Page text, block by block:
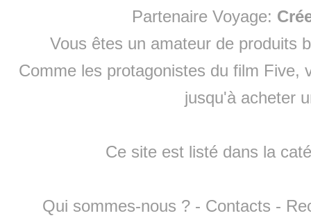
Partenaire Voyage:
Vous êtes un amateur de produits
Comme les protagonistes du film Five,
jusqu'à acheter
Ce site est listé dans la
Qui sommes-nous ? - Contacts -